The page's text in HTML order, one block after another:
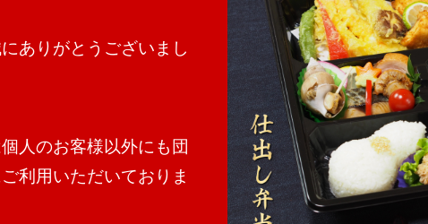
ありがとうございまし
人のお客様以外にも団
利用いただいておりま